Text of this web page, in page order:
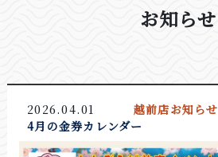
お知らせ
2026.04.01
越前店お知らせ
4月の金券カレンダー